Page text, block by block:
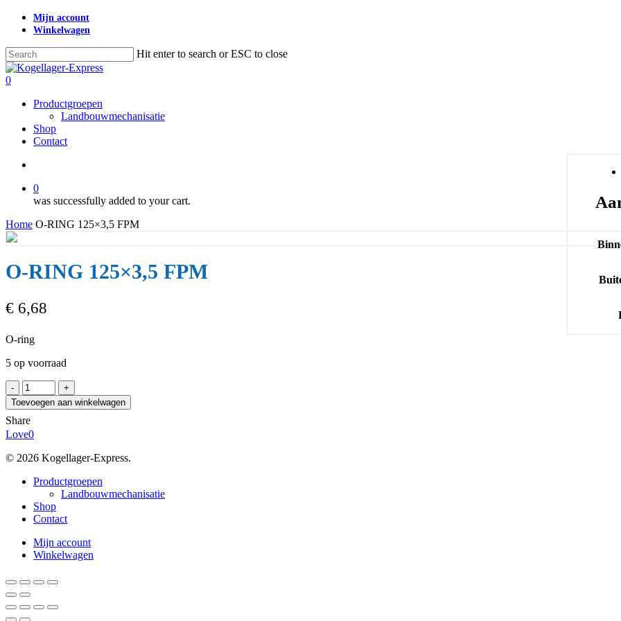
Skip
content
Mijn account
Winkelwagen
Hit enter to search or ESC to close
Close
Search
search
0
Productgroepen
Landbouwmechanisatie
Shop
Contact
0
was successfully added to your cart.
Home O-RING 125×3,5 FPM
O-RING 125×3,5 FPM
€ 6,68
O-ring
5 op voorraad
O-
RING
125x3,5
FPM
aantal
Toevoegen aan winkelwagen
Share
Love0
© 2026 Kogellager-Express.
Close
Productgroepen
Landbouwmechanisatie
Shop
Contact
Mijn account
Winkelwagen